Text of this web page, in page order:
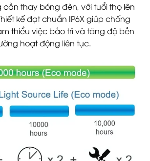
cần thay bóng đèn, với tuổi thọ lên
kế đạt chuẩn IP6X giúp chống
thiểu việc bảo trì và tăng độ bền
hoạt động liên tục.